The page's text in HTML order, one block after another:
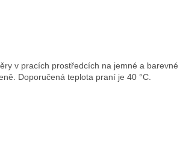
v pracích prostředcích na jemné a barevné
Doporučená teplota praní je 40 °C.